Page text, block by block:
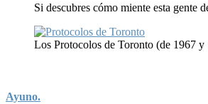
Si descubres cómo miente esta gente
Los Protocolos de Toronto (de 1967 y
Ayuno.